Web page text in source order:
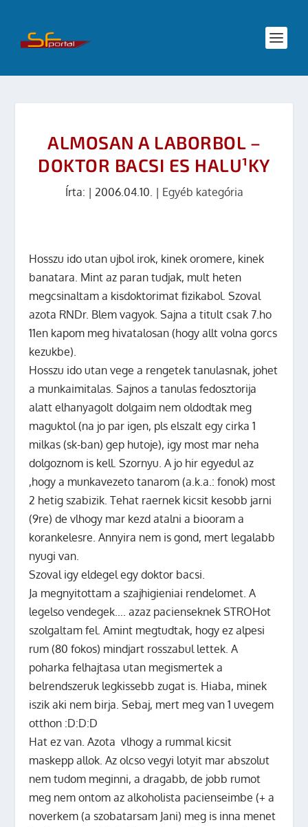
ALMOSAN A LABORBOL –
DOKTOR BACSI ES HALU¹KY
Írta: | 2006.04.10. | Egyéb kategória
Hosszu ido utan ujbol irok, kinek oromere, kinek
banatara. Mint az paran tudjak, mult heten
megcsinaltam a kisdoktorimat fizikabol. Szoval
azota RNDr. Blem vagyok. Sajna a titult csak 7.ho
11en kapom meg hivatalosan (hogy allt volna gorcs
kezukbe).
Hosszu ido utan vege a rengetek tanulasnak, johet
a munkaimitalas. Sajnos a tanulas fedosztorija
alatt elhanyagolt dolgaim nem oldodtak meg
maguktol (na jo par igen, pls elszalt egy cirka 1
milkas (sk-ban) gep hutoje), igy most mar neha
dolgoznom is kell. Szornyu. A jo hir egyedul az
,hogy a munkavezeto tanarom (a.k.a.: fonok) most
2 hetig szabizik. Tehat raernek kicsit kesobb jarni
(9re) de vlhogy mar kezd atalni a biooram a
korankelesre. Annyira nem is gond, mert legalabb
nyugi van.
Szoval igy eldegel egy doktor bacsi.
Ja megnyitottam a szajhigieniai rendelomet. A
legelso vendegek…. azaz pacienseknek STROHot
szolgaltam fel. Amint megtudtak, hogy ez alpesi
rum (80 fokos) mindjart rosszabul lettek. A
poharka felhajtasa utan megismertek a
belrendszeruk legkissebb zugat is. Hiaba, minek
iszik aki nem birja. Sebaj, mert meg van 1 uvegem
otthon :D:D:D
Hat ez van. Azota vlhogy a rummal kicsit
maskepp allok. Az olcso vegyi lotyit mar abszolut
nem tudom meginni, a dragabb, de jobb rumot
meg nem ontom az alkoholista pacienseimbe (+ a
noverkem (a szobatarsam Jani) meg is inna menet